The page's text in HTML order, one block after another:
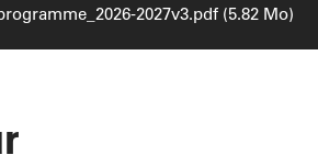
2027v3.pdf (5.82 Mo)